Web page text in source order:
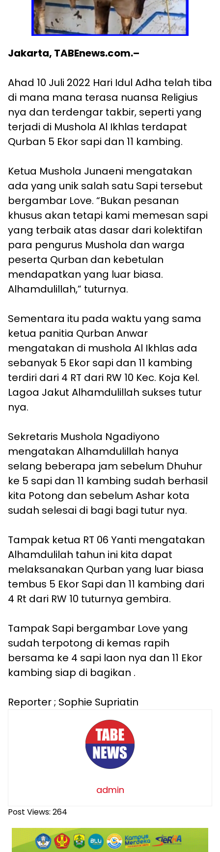
Jakarta, TABEnews.com.–
Ahad 10 Juli 2022 Hari Idul Adha telah tiba
di mana mana terasa nuansa Religius
nya dan terdengar takbir, seperti yang
terjadi di Mushola Al Ikhlas terdapat
Qurban 5 Ekor sapi dan 11 kambing.
Ketua Mushola Junaeni mengatakan
ada yang unik salah satu Sapi tersebut
bergambar Love. “Bukan pesanan
khusus akan tetapi kami memesan sapi
yang terbaik atas dasar dari kolektifan
para pengurus Mushola dan warga
peserta Qurban dan kebetulan
mendapatkan yang luar biasa.
Alhamdulillah,” tuturnya.
Sementara itu pada waktu yang sama
ketua panitia Qurban Anwar
mengatakan di mushola Al Ikhlas ada
sebanyak 5 Ekor sapi dan 11 kambing
terdiri dari 4 RT dari RW 10 Kec. Koja Kel.
Lagoa Jakut Alhamdulillah sukses tutur
nya.
Sekretaris Mushola Ngadiyono
mengatakan Alhamdulillah hanya
selang beberapa jam sebelum Dhuhur
ke 5 sapi dan 11 kambing sudah berhasil
kita Potong dan sebelum Ashar kota
sudah selesai di bagi bagi tutur nya.
Tampak ketua RT 06 Yanti mengatakan
Alhamdulilah tahun ini kita dapat
melaksanakan Qurban yang luar biasa
tembus 5 Ekor Sapi dan 11 kambing dari
4 Rt dari RW 10 tuturnya gembira.
Tampak Sapi bergambar Love yang
sudah terpotong di kemas rapih
bersama ke 4 sapi laon nya dan 11 Ekor
kambing siap di bagikan .
Reporter ; Sophie Supriatin
admin
Post Views: 264